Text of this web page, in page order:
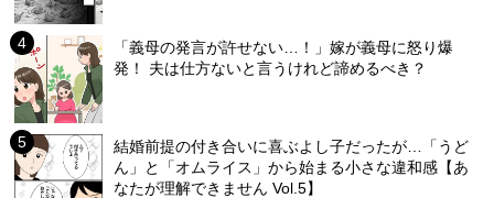
「義母の発言が許せない…！」嫁が義母に怒り爆
発！ 夫は仕方ないと言うけれど諦めるべき？
結婚前提の付き合いに喜ぶよし子だったが…「うど
ん」と「オムライス」から始まる小さな違和感【あ
なたが理解できません Vol.5】